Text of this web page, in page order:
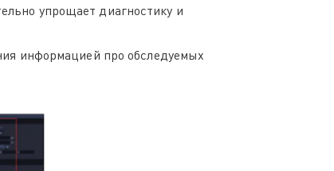
упрощает диагностику и
информацией про обследуемых